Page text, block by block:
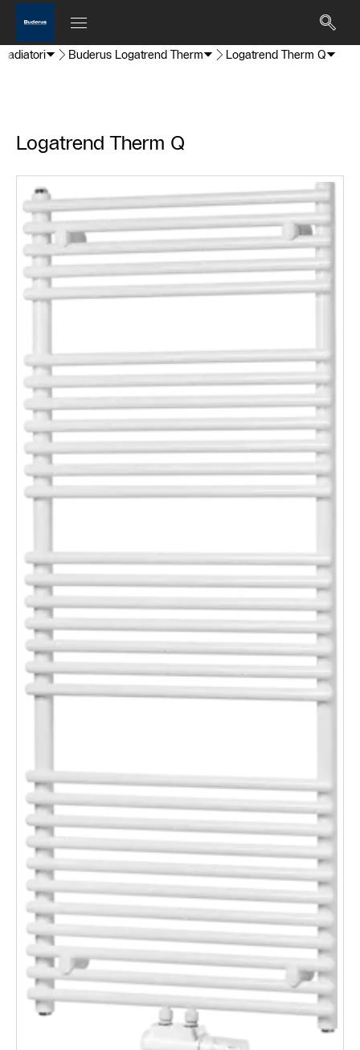
Radiatori Buderus Logatrend Therm Logatrend Therm Q
Logatrend Therm Q